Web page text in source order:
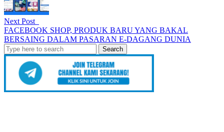
Next Post
FACEBOOK SHOP, PRODUK BARU YANG BAKAL
BERSAING DALAM PASARAN E-DAGANG DUNIA
Search
for: